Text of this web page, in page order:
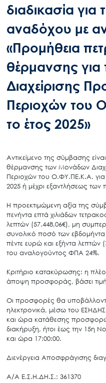
διαδικασία για
αναδόχου με
«Προμήθεια
θέρμανσης για
Διαχείρισης
Περιοχών του
το έτος 2025»
Αντικείμενο της σύμβασης
θέρμανσης των Μονάδων
Περιοχών του Ο.ΦΥ.ΠΕ.Κ.Α. για
2025 ή μέχρι εξαντλήσεως
Η προεκτιμώμενη αξία της
πενήντα επτά χιλιάδων
λεπτών (57.448,06€), μη
συνολικό ποσό των εβδομήντα
πέντε ευρώ και εξήντα
του αναλογούντος ΦΠΑ 24%.
Κριτήριο κατακύρωσης: η
άποψη προσφοράς, βάσει
Οι προσφορές θα
ηλεκτρονικά, μέσω του
και ώρα κατάθεσης
διακήρυξη, ήτοι έως την 15η
και ώρα 17:00:00.
Διενέργεια Αποσφράγισης
Α/Α Ε.Σ.Η.ΔΗ.Σ.: 361370